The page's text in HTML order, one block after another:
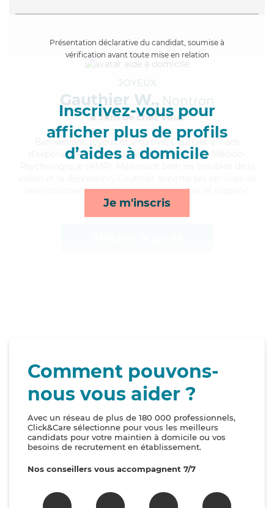
Présentation déclarative du candidat, soumise à
vérification avant toute mise en relation
Inscrivez-vous pour
afficher plus de profils
d’aides à domicile
Je m'inscris
JOYEUX
Gauthier W., Nontron
à 5km de chez Vous
, joyeux et intuitive, Gauthier a 7 ans
d'expérience et possède un diplôme d'Aide Médico-
lever/coucher, lessive/repassage, activités et rappels*
Comment pouvons-
nous vous aider ?
Avec un réseau de plus de 180 000 professionnels,
Click&Care sélectionne pour vous les meilleurs
candidats pour votre maintien à domicile ou vos
besoins de recrutement en établissement.
Nos conseillers vous accompagnent 7/7